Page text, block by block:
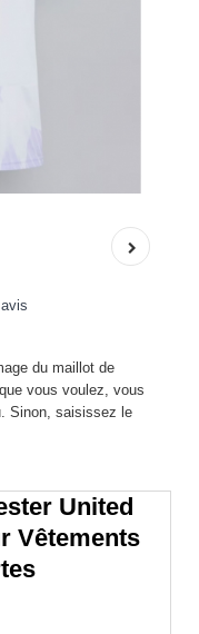
du maillot de
vous voulez, vous
Sinon, saisissez le
United
Vêtements